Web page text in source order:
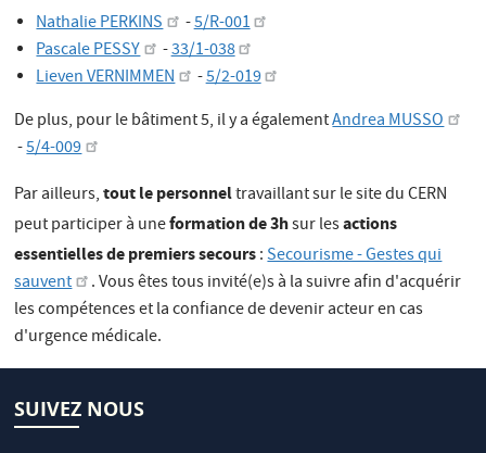
Nathalie PERKINS
-5/R-001
Pascale PESSY
-33/1-038
Lieven VERNIMMEN
-5/2-019
De plus, pour le bâtiment 5, il y a égalementAndrea MUSSO
-5/4-009
Par ailleurs,tout le personneltravaillant sur le site du CERN
peut participer à uneformation de 3hsur lesactions
essentielles de premiers secours:Secourisme - Gestes qui
sauvent
. Vous êtes tous invité(e)s à la suivre afin d'acquérir
les compétences et la confiance de devenir acteur en cas
d'urgence médicale.
SUIVEZ NOUS